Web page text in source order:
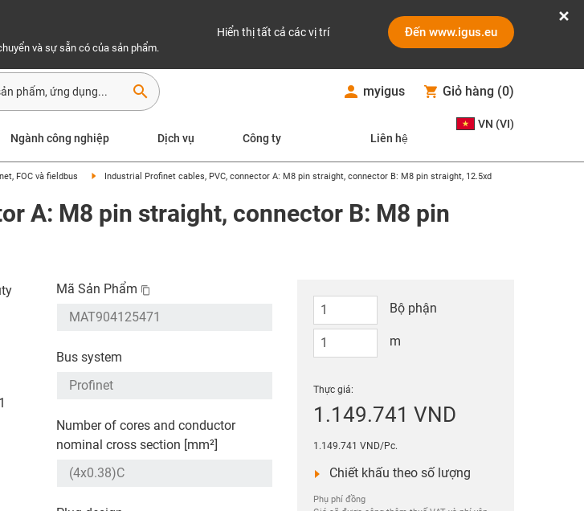
và sự sẵn có của sản phẩm.
Hiển thị tất cả các vị trí Đến www.igus.eu
search myigus Giỏ hàng (0)
Ngành công nghiệp Dịch vụ Công ty Liên hệ
VN (VI)
FOC và fieldbus Industrial Profinet cables, PVC, connector A: M8 pin straight, connector B: M8 pin straight, 12.5xd
A: M8 pin straight, connector B: M8 pin
Mã Sản Phẩm
Bus system
Number of cores and conductor
nominal cross section [mm²]
Bộ phận
m
Thực giá:
1.149.741 VND
1.149.741 VND/Pc.
Chiết khấu theo số lượng
Phụ phí đồng